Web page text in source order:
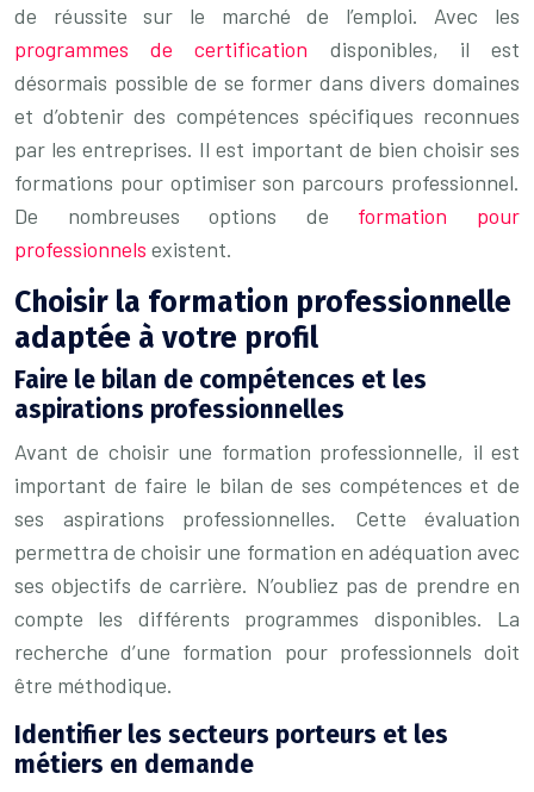
de réussite sur le marché de l’emploi. Avec les
programmes de certification disponibles, il est
désormais possible de se former dans divers domaines
et d’obtenir des compétences spécifiques reconnues
par les entreprises. Il est important de bien choisir ses
formations pour optimiser son parcours professionnel.
De nombreuses options de formation pour
professionnels existent.
Choisir la formation professionnelle
adaptée à votre profil
Faire le bilan de compétences et les
aspirations professionnelles
Avant de choisir une formation professionnelle, il est
important de faire le bilan de ses compétences et de
ses aspirations professionnelles. Cette évaluation
permettra de choisir une formation en adéquation avec
ses objectifs de carrière. N’oubliez pas de prendre en
compte les différents programmes disponibles. La
recherche d’une formation pour professionnels doit
être méthodique.
Identifier les secteurs porteurs et les
métiers en demande